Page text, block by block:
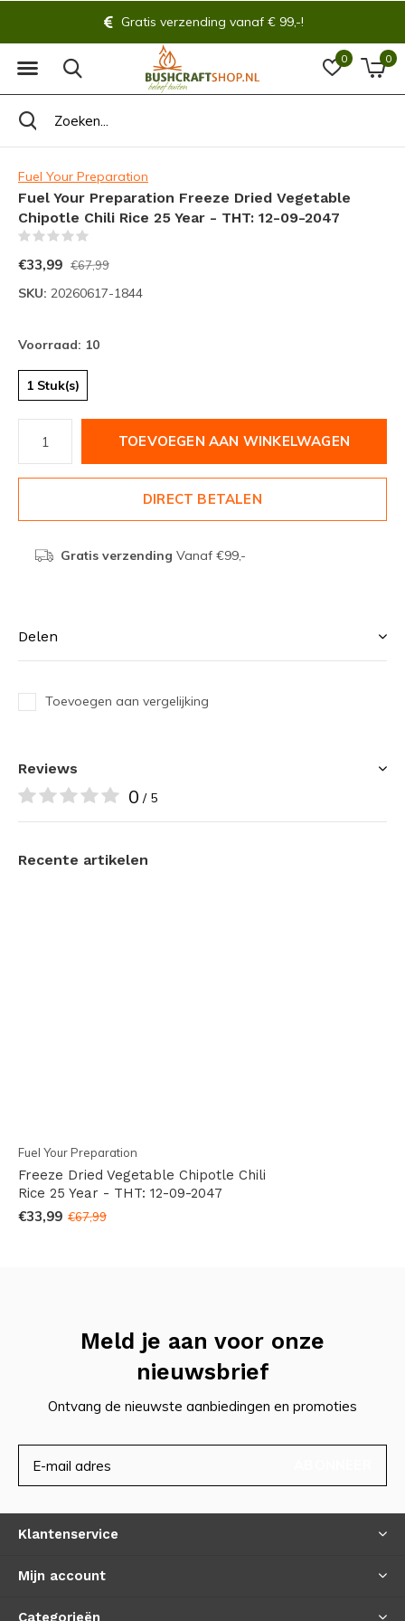
0 0
Gratis verzending vanaf € 99,-!
Fuel Your Preparation
Fuel Your Preparation Freeze Dried Vegetable
Chipotle Chili Rice 25 Year - THT: 12-09-2047
€33,99 €67,99
SKU: 20260617-1844
Voorraad: 10
1 Stuk(s)
TOEVOEGEN AAN WINKELWAGEN
DIRECT BETALEN
Gratis verzending Vanaf €99,-
Delen
Toevoegen aan vergelijking
Reviews
0 / 5
Recente artikelen
Fuel Your Preparation
Freeze Dried Vegetable Chipotle Chili
Rice 25 Year - THT: 12-09-2047
€33,99 €67,99
Meld je aan voor onze
nieuwsbrief
Ontvang de nieuwste aanbiedingen en promoties
Klantenservice
Mijn account
Categorieën